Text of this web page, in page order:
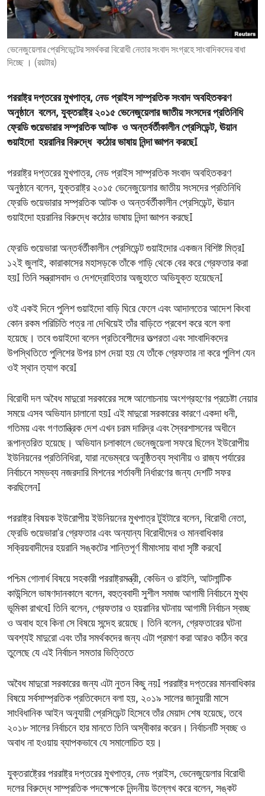
ENVIRONMENT AND HEALTH
IDEALS AND INSTITUTIONS
ভেনেজুয়েলার প্রেসিডেন্টের সমর্থকরা বিরোধী নেতার সংবাদ সংগ্রহে সাংবাদিকদের বাধা
দিচ্ছে । (রয়টার)
পররাষ্ট্র দপ্তরের মুখপাত্র, নেড প্রাইস সাম্প্রতিক সংবাদ অবহিতকরণ
অনুষ্ঠানে বলেন, যুক্তরাষ্ট্র ২০১৫ ভেনেজুয়েলার জাতীয় সংসদের প্রতিনিধি
ফ্রেডি গুয়েভারার সম্প্রতিক আটক ও অন্তর্বর্তীকালীন প্রেসিডেন্ট, ঊয়ান
গুয়াইদো হয়রানির বিরুদ্ধে কঠোর ভাষায় নিন্দা জ্ঞাপন করছেI
পররাষ্ট্র দপ্তরের মুখপাত্র, নেড প্রাইস সাম্প্রতিক সংবাদ অবহিতকরণ
অনুষ্ঠানে বলেন, যুক্তরাষ্ট্র ২০১৫ ভেনেজুয়েলার জাতীয় সংসদের প্রতিনিধি
ফ্রেডি গুয়েভারার সম্প্রতিক আটক ও অন্তর্বর্তীকালীন প্রেসিডেন্ট, ঊয়ান
গুয়াইদো হয়রানির বিরুদ্ধে কঠোর ভাষায় নিন্দা জ্ঞাপন করছেI
ফ্রেডি গুয়েভারা অন্তর্বর্তীকালীন প্রেসিডেন্ট গুয়াইদোর একজন বিশিষ্ট মিত্রI
১২ই জুলাই, কারাকাসের মহাসড়কে তাঁকে গাড়ি থেকে বের করে গ্রেফতার করা
হয়I তিনি সন্ত্রাসবাদ ও দেশদ্রোহিতার অজুহাতে অভিযুক্ত হয়েছেনI
ওই একই দিনে পুলিশ গুয়াইদো বাড়ি ঘিরে ফেলে এবং আদালতের আদেশ কিংবা
কোন রকম পরিচিতি পত্র না দেখিয়েই তাঁর বাড়িতে প্রবেশ করে বলে বলা
হয়েছে। তবে গুয়াইদো বলেন প্রতিবেশীদের তত্পরতা এবং সাংবাদিকদের
উপস্থিতিতে পুলিশের উপর চাপ দেয়া হয় যে তাঁকে গ্রেফতার না করে পুলিশ যেন
ওই স্থান ত্যাগ করেI
বিরোধী দল অবৈধ মাদুরো সরকারের সঙ্গে আলোচনায় অংশগ্রহণের প্রচেষ্টা নেয়ার
সময়ে এসব অভিযান চালানো হয়I এই মাদুরো সরকারের কারণে একদা ধনী,
গতিময় এবং গণতান্ত্রিক দেশ এখন চরম দারিদ্র এবং স্বৈরশাসনের অধীনে
রূপান্তরিত হয়েছে। অভিযান চলাকালে ভেনেজুয়েলা সফরে ছিলেন ইউরোপীয়
ইউনিয়নের প্রতিনিধিরা, যারা নভেম্বরে অনুষ্ঠিতব্য স্থানীয় ও রাজ্য পর্যারের
নির্বাচনে সম্ভব্য নজরদারি মিশনের শর্তাবলী নির্ধারণের জন্য দেশটি সফর
করছিলেনI
পররাষ্ট্র বিষয়ক ইউরোপীয় ইউনিয়নের মুখপাত্র টুইটারে বলেন, বিরোধী নেতা,
ফ্রেডি গুয়েভারা'র গ্রেফতার এবং অন্যান্য বিরোধীদের ও মানবাধিকার
সক্রিয়বাদীদের হয়রানি সঙ্কটের শান্তিপূর্ণ মীমাংসায় বাধা সৃষ্টি করবেI
পশ্চিম গোলার্ধ বিষয়ে সহকারী পররাষ্ট্রমন্ত্রী, কেভিন ও রাইলি, আটলান্টিক
কাউন্সিলে ভাষণদানকালে বলেন, বহুত্ববাদী সুশীল সমাজ আগামী নির্বাচনে মুখ্য
ভূমিকা রাখবেI তিনি বলেন, গ্রেফতার ও হয়রানির ঘটনায় আগামী নির্বাচন স্বচ্ছ
ও অবাধ হবে কিনা সে বিষয়ে সন্দেহ রয়েছে। তিনি বলেন, গ্রেফতারের ঘটনা
অবশ্যই মাদুরো এবং তাঁর সমর্থকদের জন্য এটা প্রমাণ করা আরও কঠিন করে
তুলেছে যে এই নির্বাচন সমতার ভিত্তিতে
অবৈধ মাদুরো সরকারের জন্য এটা নুতন কিছু নয়I পররাষ্ট্র দপ্তরের মানবাধিকার
বিষয়ে সর্বসাম্প্রতিক প্রতিবেদনে বলা হয়, ২০১৯ সালের জানুয়ারী মাসে
সাংবিধানিক আইন অনুযায়ী প্রেসিডেন্ট হিসেবে তাঁর মেয়াদ শেষ হয়েছে, তবে
২০১৮ সালের নির্বাচনে হার মানতে তিনি অস্বীকার করেন। নির্বাচনটি স্বচ্ছ ও
অবাধ না হওয়ায় ব্যাপকভাবে যে সমালোচিত হয়।
যুক্তরাষ্ট্রের পররাষ্ট্র দপ্তরের মুখপাত্র, নেড প্রাইস, ভেনেজুয়েলার বিরোধী
দলের বিরুদ্ধে সাম্প্রতিক পদক্ষেপকে নিন্দনীয় উল্লেখ করে বলেন, সঙ্কট